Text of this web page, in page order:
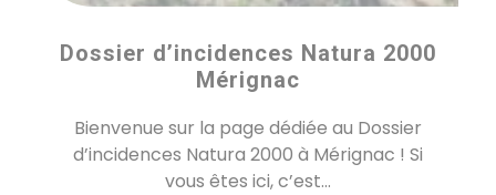
Dossier d’incidences Natura 2000
Mérignac
Bienvenue sur la page dédiée au Dossier
d’incidences Natura 2000 à Mérignac ! Si
vous êtes ici, c’est...